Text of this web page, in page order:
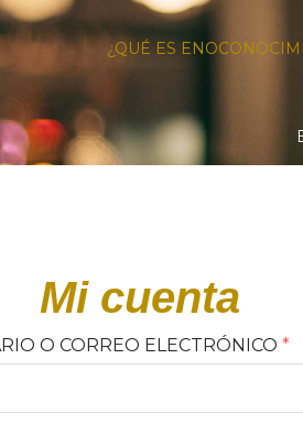
¿QUÉ ES
Mi cuenta
O CORREO ELECTRÓNICO *